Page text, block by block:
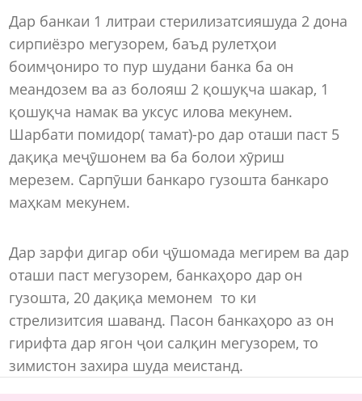
Дар банкаи 1 литраи стерилизатсияшуда 2 дона
сирпиёзро мегузорем, баъд рулетҳои
боимҷониро то пур шудани банка ба он
меандозем ва аз болояш 2 қошуқча шакар, 1
қошуқча намак ва уксус илова мекунем.
Шарбати помидор( тамат)-ро дар оташи паст 5
дақиқа меҷӯшонем ва ба болои хӯриш
мерезем. Сарпӯши банкаро гузошта банкаро
маҳкам мекунем.
Дар зарфи дигар оби ҷӯшомада мегирем ва дар
оташи паст мегузорем, банкаҳоро дар он
гузошта, 20 дақиқа мемонем то ки
стрелизитсия шаванд. Пасон банкаҳоро аз он
гирифта дар ягон ҷои салқин мегузорем, то
зимистон захира шуда меистанд.